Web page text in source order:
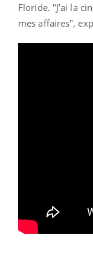
Floride. "J’ai la
mes affaires",